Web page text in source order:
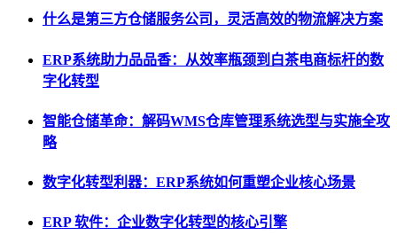
什么是第三方仓储服务公司，灵活高效的物流解决方案
ERP系统助力品品香：从效率瓶颈到白茶电商标杆的数
字化转型
智能仓储革命：解码WMS仓库管理系统选型与实施全攻
略
数字化转型利器：ERP系统如何重塑企业核心场景
ERP 软件：企业数字化转型的核心引擎